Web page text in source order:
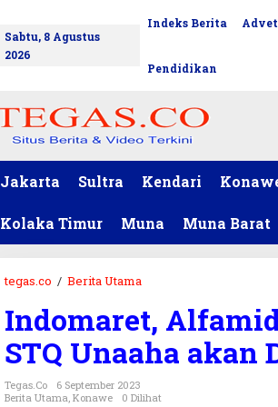
Sabtu, 8 Agustus
2026
Indeks Berita
Pendidikan
Jakarta Sultra Kendari
Kolaka Timur Muna Muna Barat
tegas.co / Berita Utama
d
o
m
Indomaret,
STQ Unaaha akan
Tegas.co
6 September 2023
Berita Utama, Konawe 0 Dilihat